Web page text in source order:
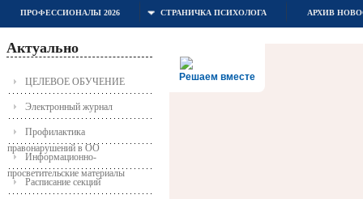
ПРОФЕССИОНАЛЫ 2026 СТРАНИЧКА ПСИХОЛОГА АРХИВ
Актуально
ЦЕЛЕВОЕ ОБУЧЕНИЕ
Электронный журнал
Профилактика
правонарушений в ОО
Информационно-
просветительские материалы
Расписание секций
Решаем вместе